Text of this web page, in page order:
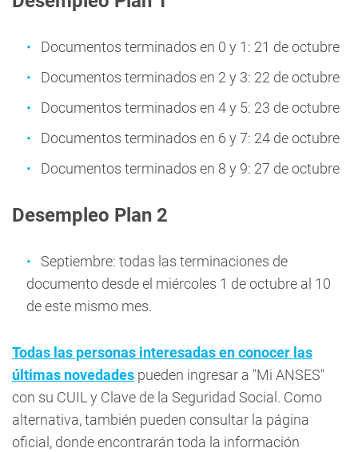
Documentos terminados en 0 y 1: 21 de octubre
Documentos terminados en 2 y 3: 22 de octubre
Documentos terminados en 4 y 5: 23 de octubre
Documentos terminados en 6 y 7: 24 de octubre
Documentos terminados en 8 y 9: 27 de octubre
Desempleo Plan 2
Septiembre: todas las terminaciones de
documento desde el miércoles 1 de octubre al 10
de este mismo mes.
Todas las personas interesadas en conocer las
últimas novedades pueden ingresar a "Mi ANSES"
con su CUIL y Clave de la Seguridad Social. Como
alternativa, también pueden consultar la página
oficial, donde encontrarán toda la información